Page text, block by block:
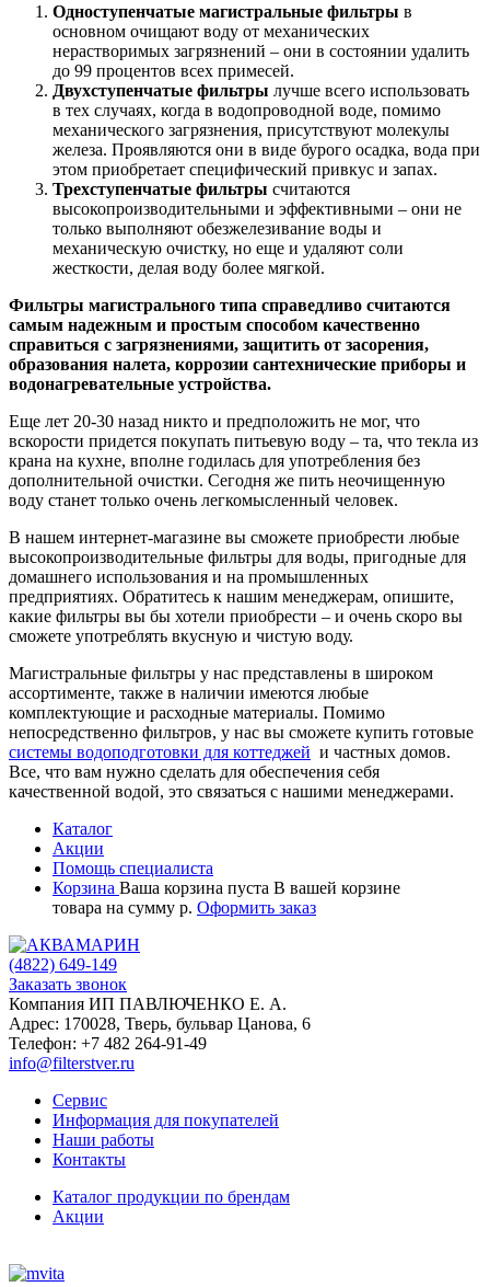
Одноступенчатые магистральные фильтры в
основном очищают воду от механических
нерастворимых загрязнений – они в состоянии удалить
до 99 процентов всех примесей.
Двухступенчатые фильтры лучше всего использовать
в тех случаях, когда в водопроводной воде, помимо
механического загрязнения, присутствуют молекулы
железа. Проявляются они в виде бурого осадка, вода при
этом приобретает специфический привкус и запах.
Трехступенчатые фильтры считаются
высокопроизводительными и эффективными – они не
только выполняют обезжелезивание воды и
механическую очистку, но еще и удаляют соли
жесткости, делая воду более мягкой.
Фильтры магистрального типа справедливо считаются
самым надежным и простым способом качественно
справиться с загрязнениями, защитить от засорения,
образования налета, коррозии сантехнические приборы и
водонагревательные устройства.
Еще лет 20-30 назад никто и предположить не мог, что
вскорости придется покупать питьевую воду – та, что текла из
крана на кухне, вполне годилась для употребления без
дополнительной очистки. Сегодня же пить неочищенную
воду станет только очень легкомысленный человек.
В нашем интернет-магазине вы сможете приобрести любые
высокопроизводительные фильтры для воды, пригодные для
домашнего использования и на промышленных
предприятиях. Обратитесь к нашим менеджерам, опишите,
какие фильтры вы бы хотели приобрести – и очень скоро вы
сможете употреблять вкусную и чистую воду.
Магистральные фильтры у нас представлены в широком
ассортименте, также в наличии имеются любые
комплектующие и расходные материалы. Помимо
непосредственно фильтров, у нас вы сможете купить готовые
системы водоподготовки для коттеджей и частных домов.
Все, что вам нужно сделать для обеспечения себя
качественной водой, это связаться с нашими менеджерами.
Каталог
Акции
Помощь специалиста
Корзина Ваша корзина пуста В вашей корзине
товара на сумму р. Оформить заказ
(4822) 649-149
Заказать звонок
Компания ИП ПАВЛЮЧЕНКО Е. А.
Адрес: 170028, Тверь, бульвар Цанова, 6
Телефон: +7 482 264-91-49
info@filterstver.ru
Сервис
Информация для покупателей
Наши работы
Контакты
Каталог продукции по брендам
Акции